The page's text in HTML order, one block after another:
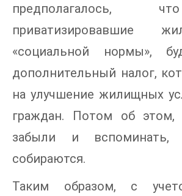
предполагалось,
приватизировавшие
«социальной нормы»,
дополнительный налог,
на улучшение жилищных
граждан. Потом об этом,
забыли и вспоминать,
собираются.
Таким образом, с